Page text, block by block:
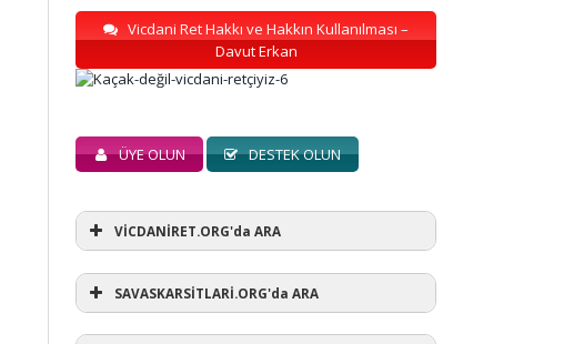
Vicdani Ret Hakkı ve Hakkın Kullanılması –
Davut Erkan
ÜYE OLUN DESTEK OLUN
VİCDANİRET.ORG'da ARA
SAVASKARSİTLARİ.ORG'da ARA